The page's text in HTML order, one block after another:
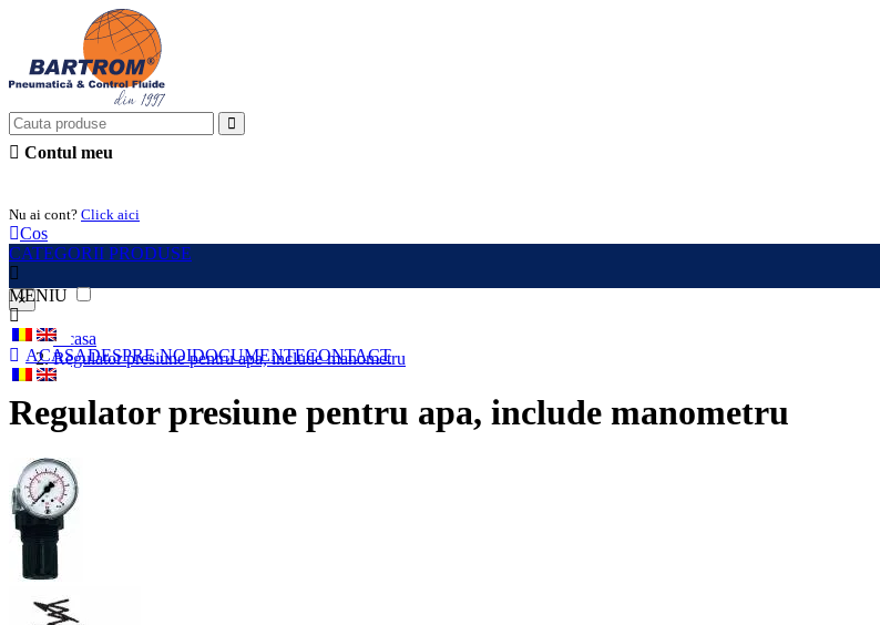
Contul meu
Nu ai cont? Click aici
Cos
CATEGORII PRODUSE
MENIU
ACASADESPRE NOIDOCUMENTECONTACT
×
Acasa
Regulator presiune pentru apa, include manometru
Regulator presiune pentru apa, include manometru